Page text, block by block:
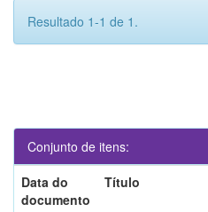
Resultado 1-1 de 1.
Conjunto de itens:
Data do
documento
Título